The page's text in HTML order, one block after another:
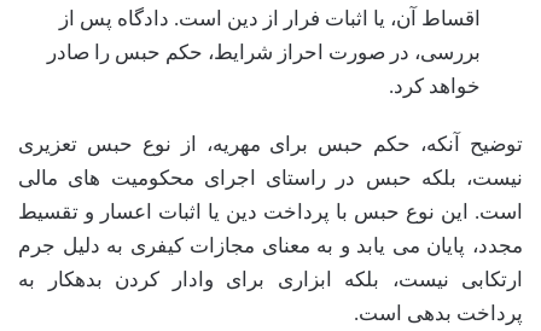
اقساط آن، یا اثبات فرار از دین است. دادگاه پس از
بررسی، در صورت احراز شرایط، حکم حبس را صادر
خواهد کرد.
توضیح آنکه، حکم حبس برای مهریه، از نوع حبس تعزیری
نیست، بلکه حبس در راستای اجرای محکومیت های مالی
است. این نوع حبس با پرداخت دین یا اثبات اعسار و تقسیط
مجدد، پایان می یابد و به معنای مجازات کیفری به دلیل جرم
ارتکابی نیست، بلکه ابزاری برای وادار کردن بدهکار به
پرداخت بدهی است.